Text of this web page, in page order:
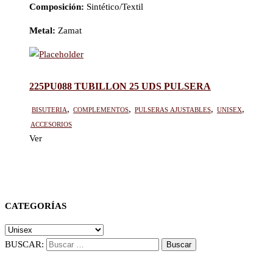
Composición: Sintético/Textil
Metal: Zamat
225PU088 TUBILLON 25 UDS PULSERA
BISUTERIA, Complementos, Pulseras ajustables, Unisex,
Accesorios
Ver
CATEGORÍAS
BUSCAR: